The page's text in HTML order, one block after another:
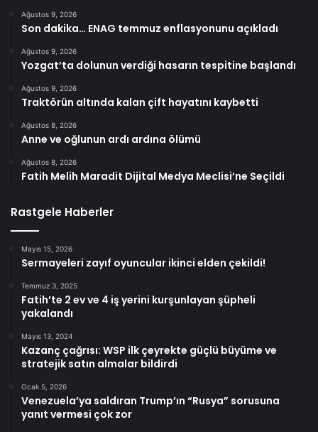
Ağustos 9, 2026
Son dakika… ENAG temmuz enflasyonunu açıkladı
Ağustos 9, 2026
Yozgat’ta dolunun verdiği hasarın tespitine başlandı
Ağustos 9, 2026
Traktörün altında kalan çift hayatını kaybetti
Ağustos 8, 2026
Anne ve oğlunun ardı ardına ölümü
Ağustos 8, 2026
Fatih Melih Maradit Dijital Medya Meclisi’ne Seçildi
Rastgele Haberler
Mayıs 15, 2026
Sermayeleri zayıf oyuncular ikinci elden çekildi!
Temmuz 3, 2025
Fatih’te 2 ev ve 4 iş yerini kurşunlayan şüpheli
yakalandı
Mayıs 13, 2024
Kazanç çağrısı: WSP ilk çeyrekte güçlü büyüme ve
stratejik satın almalar bildirdi
Ocak 5, 2026
Venezuela’ya saldıran Trump’ın “Rusya” sorusuna
yanıt vermesi çok zor